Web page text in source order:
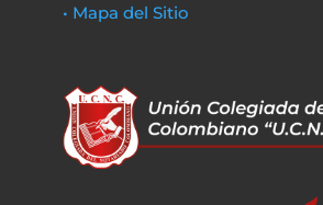
• Mapa del Sitio